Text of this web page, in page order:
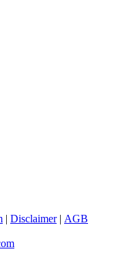
| Disclaimer| AGB